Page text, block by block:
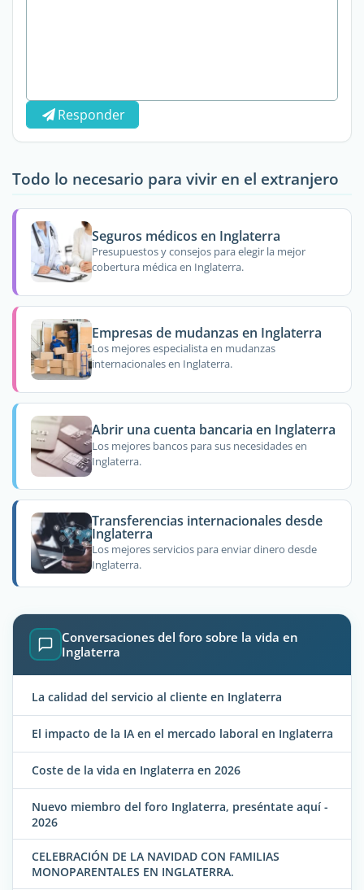
Responder
Todo lo necesario para vivir en el extranjero
Seguros médicos en Inglaterra
Presupuestos y consejos para elegir la mejor
cobertura médica en Inglaterra.
Empresas de mudanzas en Inglaterra
Los mejores especialista en mudanzas
internacionales en Inglaterra.
Abrir una cuenta bancaria en Inglaterra
Los mejores bancos para sus necesidades en
Inglaterra.
Transferencias internacionales desde
Inglaterra
Los mejores servicios para enviar dinero desde
Inglaterra.
Conversaciones del foro sobre la vida en
Inglaterra
La calidad del servicio al cliente en Inglaterra
El impacto de la IA en el mercado laboral en Inglaterra
Coste de la vida en Inglaterra en 2026
Nuevo miembro del foro Inglaterra, preséntate aquí -
2026
CELEBRACIÓN DE LA NAVIDAD CON FAMILIAS
MONOPARENTALES EN INGLATERRA.